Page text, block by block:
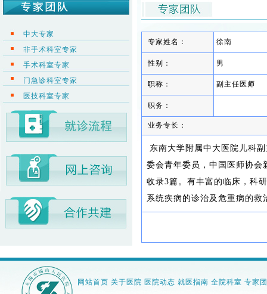
中大专家
非手术科室专家
手术科室专家
门急诊科室专家
医技科室专家
专家姓名： 徐南
性别： 男
职称： 副主任医师
职务：
业务专长：
东南大学附属中大医院儿科
委会青年委员，中国医师协会
收录3篇。有丰富的临床，科
系统疾病的诊治及危重病的救
网站首页 关于医院 医院动态 就医指南 全院科室 专家